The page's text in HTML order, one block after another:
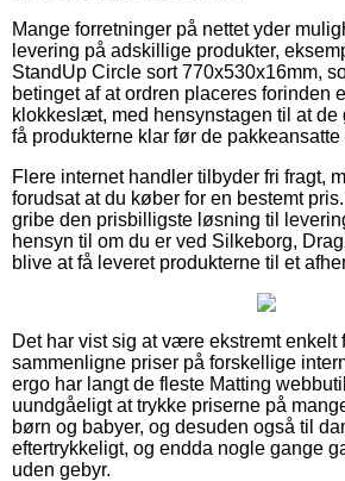
Mange forretninger på nettet yder
levering på adskillige produkter,
StandUp Circle sort 770x530x16mm,
betinget af at ordren placeres forinden
klokkeslæt, med hensynstagen til at de
få produkterne klar før de
Flere internet handler tilbyder fri fragt,
forudsat at du køber for en bestemt
gribe den prisbilligste løsning til
hensyn til om du er ved Silkeborg,
blive at få leveret produkterne til et
Det har vist sig at være ekstremt enkelt
sammenligne priser på forskellige
ergo har langt de fleste Matting
uundgåeligt at trykke priserne på
børn og babyer, og desuden også til
eftertrykkeligt, og endda nogle gange
uden gebyr.